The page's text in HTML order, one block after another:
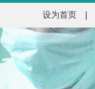
设为首页